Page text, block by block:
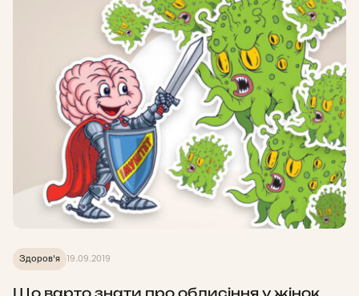
Здоров'я 19.09.2019
Що варто знати про облисіння у жінок